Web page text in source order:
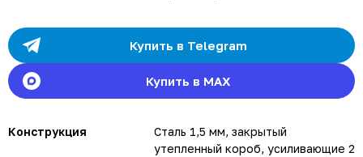
Купить в Telegram
Купить в MAX
Конструкция
Сталь 1,5 мм, закрытый
утепленный короб, усиливающие 2